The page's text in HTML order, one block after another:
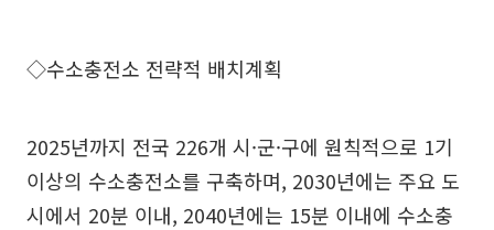
◇수소충전소 전략적 배치계획
2025년까지 전국 226개 시·군·구에 원칙적으로 1기
이상의 수소충전소를 구축하며, 2030년에는 주요 도
시에서 20분 이내, 2040년에는 15분 이내에 수소충